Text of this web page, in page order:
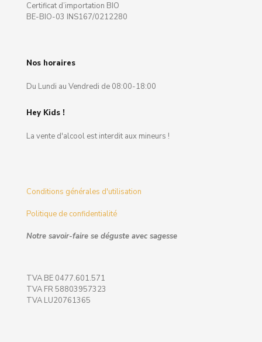
Certificat d’importation BIO
BE-BIO-03 INS167/0212280
Nos horaires
Du Lundi au Vendredi de 08:00-18:00
Hey Kids !
La vente d'alcool est interdit aux mineurs !
Conditions générales d'utilisation
Politique de confidentialité
Notre savoir-faire se déguste avec sagesse
TVA BE 0477.601.571
TVA FR 58803957323
TVA LU20761365